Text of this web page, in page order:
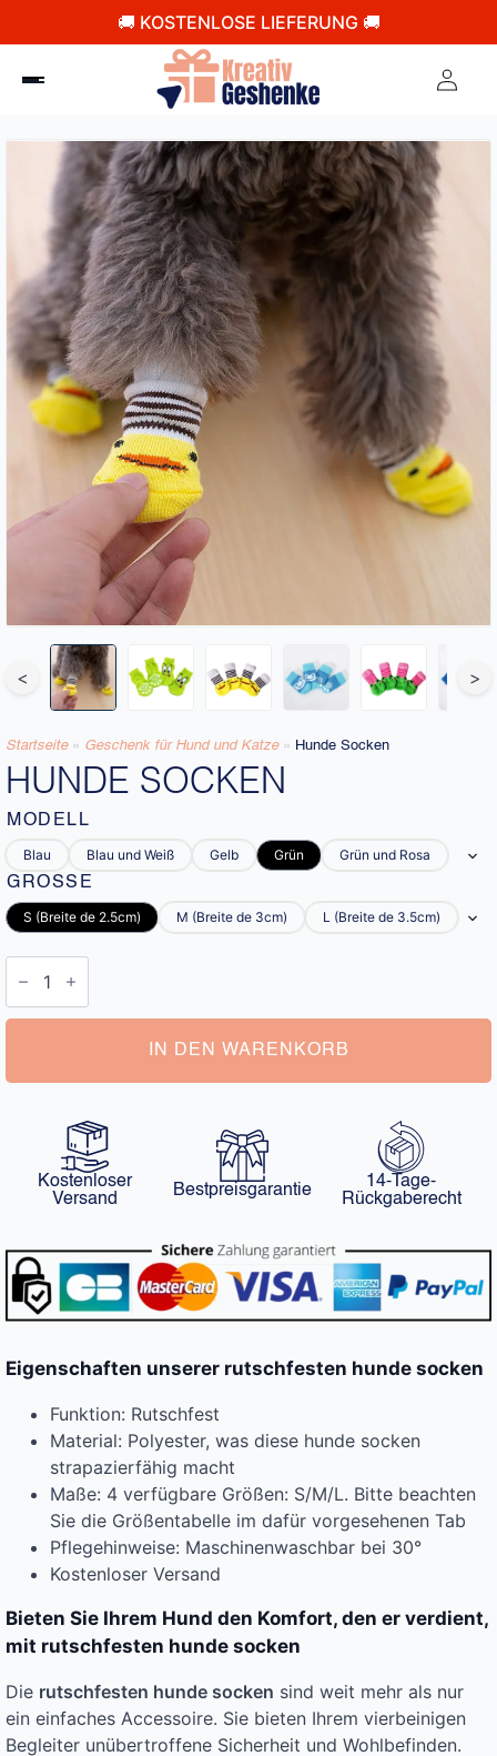
🚚 KOSTENLOSE LIEFERUNG 🚚
< >
Startseite » Geschenk für Hund und Katze » Hunde Socken
HUNDE SOCKEN
MODELL
Blau Blau und Weiß Gelb Grün Grün und Rosa
GRÖSSE
S (Breite de 2.5cm) M (Breite de 3cm) L (Breite de 3.5cm)
Hunde
Socken
IN DEN WARENKORB
Kostenloser
Versand
Bestpreisgarantie
14-Tage-
Rückgaberecht
Eigenschaften unserer rutschfesten hunde socken
Funktion: Rutschfest
Material: Polyester, was diese hunde socken
strapazierfähig macht
Maße: 4 verfügbare Größen: S/M/L. Bitte beachten
Sie die Größentabelle im dafür vorgesehenen Tab
Pflegehinweise: Maschinenwaschbar bei 30°
Kostenloser Versand
Bieten Sie Ihrem Hund den Komfort, den er verdient,
mit rutschfesten hunde socken
Die rutschfesten hunde socken sind weit mehr als nur
ein einfaches Accessoire. Sie bieten Ihrem vierbeinigen
Begleiter unübertroffene Sicherheit und Wohlbefinden.